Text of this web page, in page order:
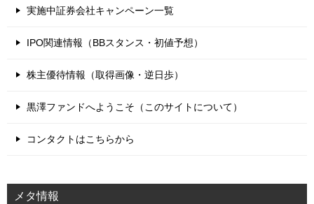
実施中証券会社キャンペーン一覧
IPO関連情報（BBスタンス・初値予想）
株主優待情報（取得画像・逆日歩）
黒澤ファンドへようこそ（このサイトについて）
コンタクトはこちらから
メタ情報